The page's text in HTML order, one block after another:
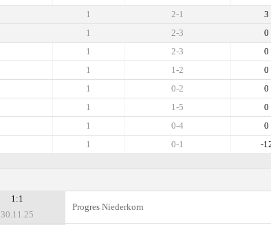
3
2-1
1
0
2-3
1
0
2-3
1
0
1-2
1
0
0-2
1
0
1-5
1
0
0-4
1
-
0-1
1
1:1
30.11.25
Progres Niederkorn